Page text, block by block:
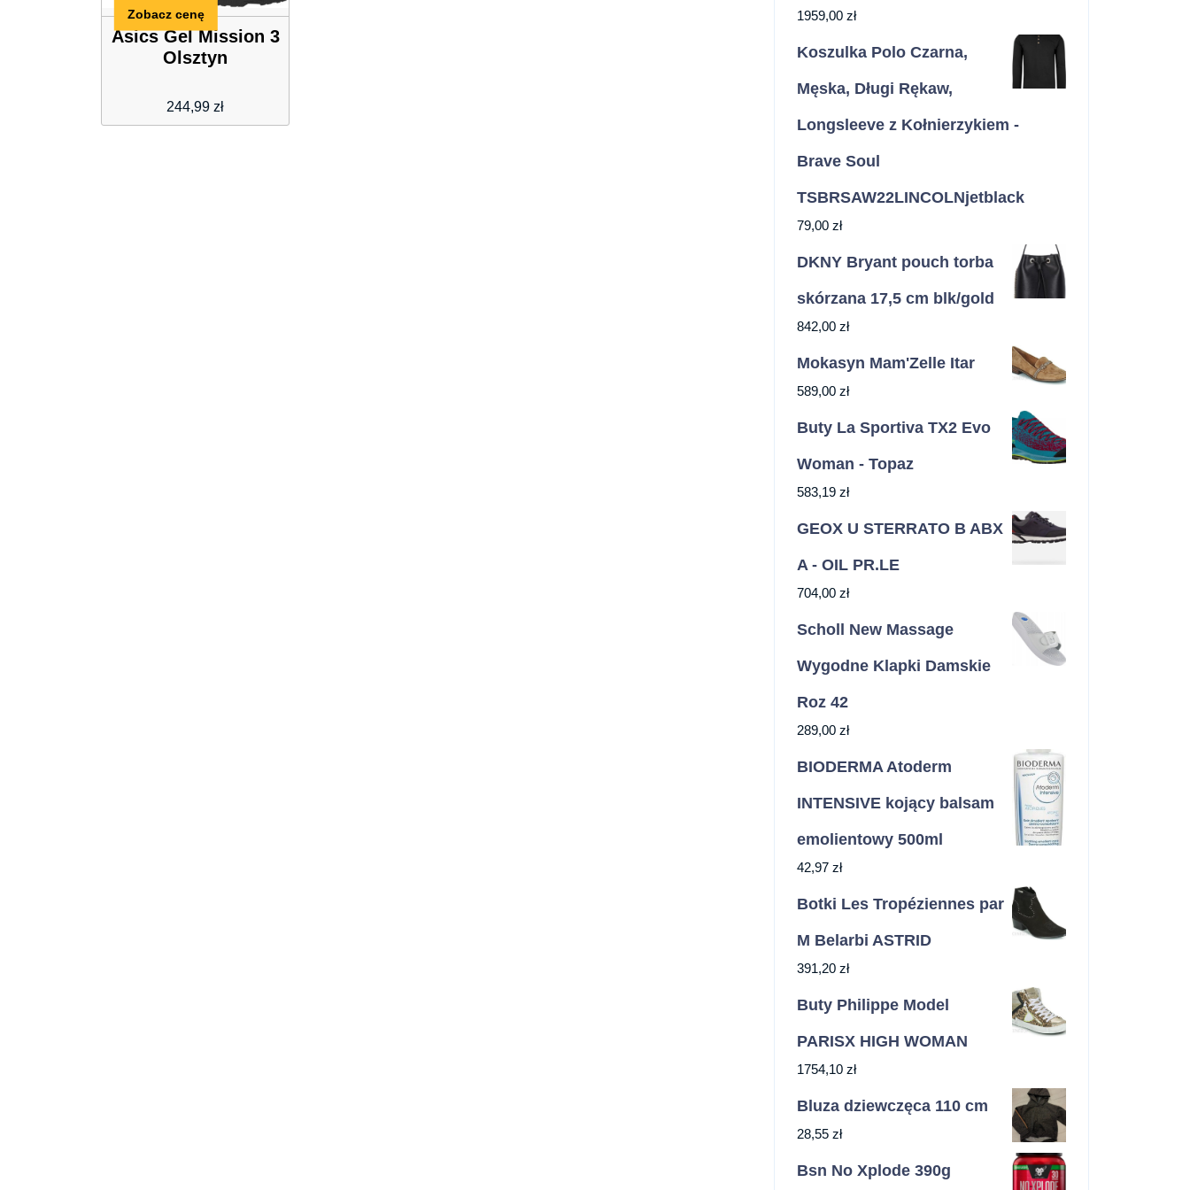
Asics Gel Mission 3
Olsztyn
244,99 zł
Zobacz cenę 1959,00 zł
Koszulka Polo Czarna,
Męska, Długi Rękaw,
Longsleeve z Kołnierzykiem -
Brave Soul
TSBRSAW22LINCOLNjetblack
79,00 zł
DKNY Bryant pouch torba
skórzana 17,5 cm blk/gold
842,00 zł
Mokasyn Mam'Zelle Itar
589,00 zł
Buty La Sportiva TX2 Evo
Woman - Topaz
583,19 zł
GEOX U STERRATO B ABX
A - OIL PR.LE
704,00 zł
Scholl New Massage
Wygodne Klapki Damskie
Roz 42
289,00 zł
BIODERMA Atoderm
INTENSIVE kojący balsam
emolientowy 500ml
42,97 zł
Botki Les Tropéziennes par
M Belarbi ASTRID
391,20 zł
Buty Philippe Model
PARISX HIGH WOMAN
1754,10 zł
Bluza dziewczęca 110 cm
28,55 zł
Bsn No Xplode 390g